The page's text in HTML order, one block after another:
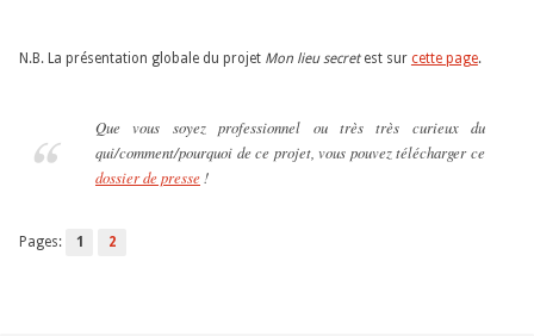
N.B. La présentation globale du projet Mon lieu secretest sur cette page.
Que vous soyez professionnel ou très très curieux du
qui/comment/pourquoi de ce projet, vous pouvez télécharger ce
dossier de presse !
Pages: 1 2